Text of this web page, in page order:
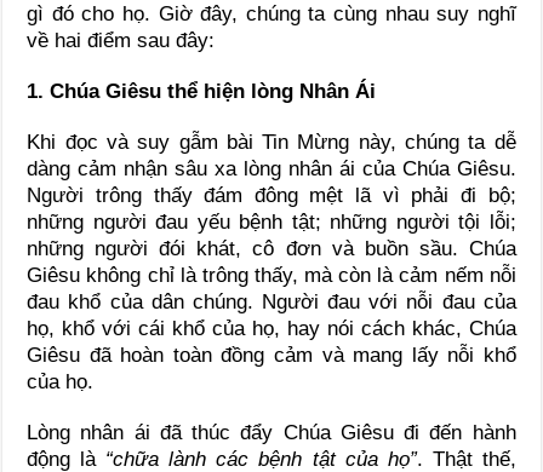
gì đó cho họ. Giờ đây, chúng ta cùng nhau suy nghĩ
về hai điểm sau đây:
1. Chúa Giêsu thể hiện lòng Nhân Ái
Khi đọc và suy gẫm bài Tin Mừng này, chúng ta dễ
dàng cảm nhận sâu xa lòng nhân ái của Chúa Giêsu.
Người trông thấy đám đông mệt lã vì phải đi bộ;
những người đau yếu bệnh tật; những người tội lỗi;
những người đói khát, cô đơn và buồn sầu. Chúa
Giêsu không chỉ là trông thấy, mà còn là cảm nếm nỗi
đau khổ của dân chúng. Người đau với nỗi đau của
họ, khổ với cái khổ của họ, hay nói cách khác, Chúa
Giêsu đã hoàn toàn đồng cảm và mang lấy nỗi khổ
của họ.
Lòng nhân ái đã thúc đẩy Chúa Giêsu đi đến hành
động là “chữa lành các bệnh tật của họ”. Thật thế,